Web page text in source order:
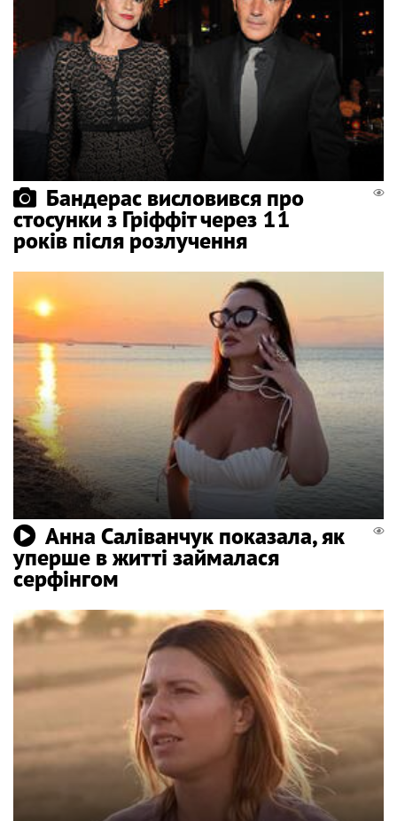
Бандерас висловився про
стосунки з Гріффіт через 11
років після розлучення
Анна Саліванчук показала, як
уперше в житті займалася
серфінгом